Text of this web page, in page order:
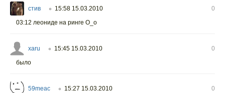
стив ○ 15:58 15.03.2010
0
03:12 леониде на ринге O_o
xaru ○ 15:45 15.03.2010
0
было
59meac ○ 15:27 15.03.2010
0